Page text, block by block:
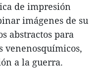
de impresión
imágenes de su
abstractos para
venenosquímicos,
a la guerra.